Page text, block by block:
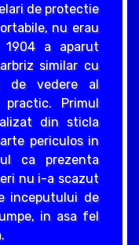
de protectie
nu erau
a aparut
similar cu
de vedere al
Primul
din sticla
periculos in
ca prezenta
nu i-a scazut
inceputului de
in asa fel